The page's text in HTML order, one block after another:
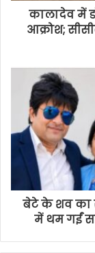
कालादेव में
आक्रोश;
बेटे के शव का
में थम गईं